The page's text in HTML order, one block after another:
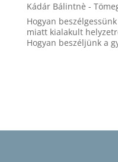
Kádár Bálintnè -
Hogyan
miatt kialakult
Hogyan beszéljünk a